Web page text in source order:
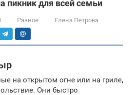
пикник для всей семьи
Разное Елена Петрова
на открытом огне или на гриле,
Они быстро